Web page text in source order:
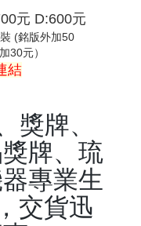
元 D:600元
(銘版外加50
30元）
結
獎牌、
牌、琉
專業生
交貨迅